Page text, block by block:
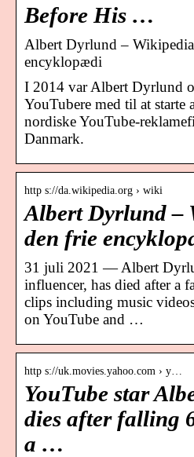
Before His …
Albert Dyrlund –
encyklopædi
I 2014 var Albert Dyrlund
YouTubere med til at starte
nordiske YouTube-
Danmark.
http s://da.wikipedia.org › wiki
Albert Dyrlund –
den frie
31 juli 2021 — Albert
influencer, has died after a
clips including music
on YouTube and …
http s://uk.movies.yahoo.com › y…
YouTube star
dies after falling
a …